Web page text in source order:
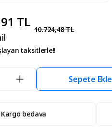
TL 10.724,48 TL
taksitlerle!!
Sepete Ekle
Kargo bedava